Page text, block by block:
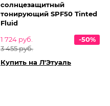
солнцезащитный
тонирующий SPF50 Tinted
Fluid
1 724 руб.
3 455 руб.
-50%
Купить на Л'Этуаль